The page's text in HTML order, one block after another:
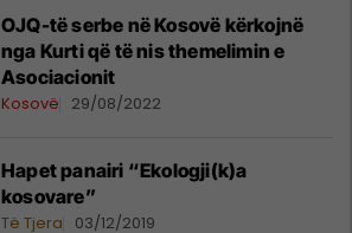
OJQ-të serbe në Kosovë kërkojnë
nga Kurti që të nis themelimin e
Asociacionit
Kosovë 29/08/2022
Hapet panairi “Ekologji(k)a
kosovare”
Të Tjera 03/12/2019